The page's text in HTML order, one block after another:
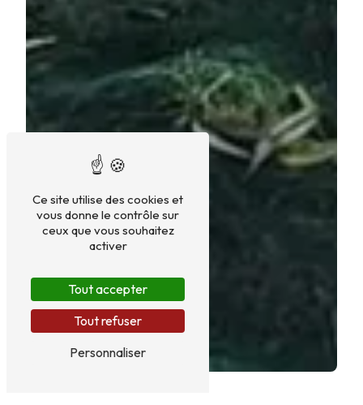
Ce site utilise des cookies et
vous donne le contrôle sur
ceux que vous souhaitez
activer
Tout accepter
Tout refuser
Personnaliser